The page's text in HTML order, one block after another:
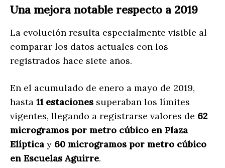
Una mejora notable respecto a 2019
La evolución resulta especialmente visible al
comparar los datos actuales con los
registrados hace siete años.
En el acumulado de enero a mayo de 2019,
hasta 11 estaciones superaban los límites
vigentes, llegando a registrarse valores de 62
microgramos por metro cúbico en Plaza
Elíptica y 60 microgramos por metro cúbico
en Escuelas Aguirre.